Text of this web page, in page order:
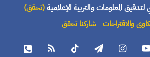
المعلومات والتربية الإعلامية(تحقق)
والاقتراحات شاركنا تحقق
يوتيوب انستقرام تيلقرام ‫TikTok ملخص